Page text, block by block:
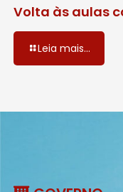
Volta às aulas
Leia mais...